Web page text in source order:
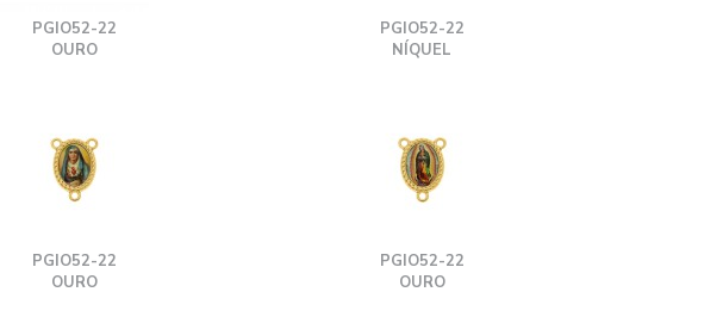
PGIO52-22
OURO
PGIO52-22
NÍQUEL
PGIO52-22
OURO
PGIO52-22
OURO